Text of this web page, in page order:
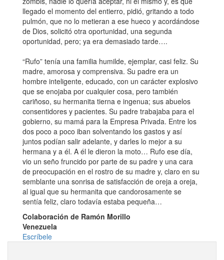
llegado el momento del entierro, pidió, gritando a todo
pulmón, que no lo metieran a ese hueco y acordándose
de Dios, solicitó otra oportunidad, una segunda
oportunidad, pero; ya era demasiado tarde….
“Rufo” tenía una familia humilde, ejemplar, casi feliz. Su
madre, amorosa y comprensiva. Su padre era un
hombre inteligente, educado, con un carácter explosivo
que se enojaba por cualquier cosa, pero también
cariñoso, su hermanita tierna e ingenua; sus abuelos
consentidores y pacientes. Su padre trabajaba para el
gobierno, su mamá para la Empresa Privada. Entre los
dos poco a poco iban solventando los gastos y así
juntos podían salir adelante, y darles lo mejor a su
hermana y a él. A él le dieron la moto… Rufo ese día,
vio un seño fruncido por parte de su padre y una cara
de preocupación en el rostro de su madre y, claro en su
semblante una sonrisa de satisfacción de oreja a oreja,
al igual que su hermanita que candorosamente se
sentía feliz, claro todavía estaba pequeña…
Colaboración de Ramón Morillo
Venezuela
Escríbele